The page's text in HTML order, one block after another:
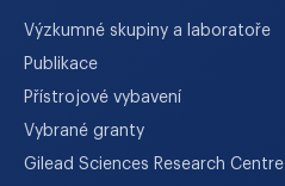
Výzkumné skupiny a laboratoře
Publikace
Přístrojové vybavení
Vybrané granty
Gilead Sciences Research Centre